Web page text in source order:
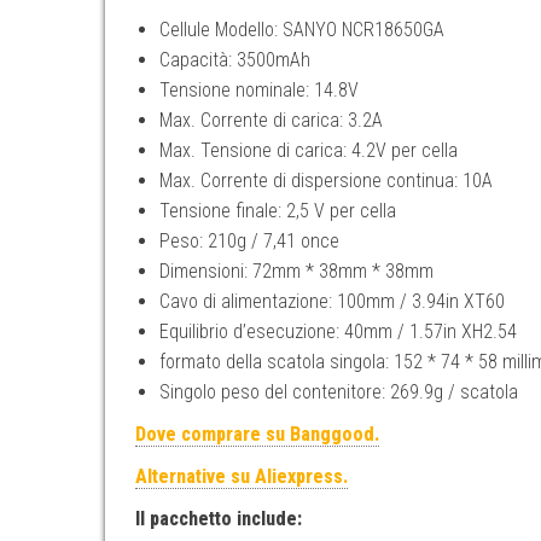
Cellule Modello: SANYO NCR18650GA
Capacità: 3500mAh
Tensione nominale: 14.8V
Max. Corrente di carica: 3.2A
Max. Tensione di carica: 4.2V per cella
Max. Corrente di dispersione continua: 10A
Tensione finale: 2,5 V per cella
Peso: 210g / 7,41 once
Dimensioni: 72mm * 38mm * 38mm
Cavo di alimentazione: 100mm / 3.94in XT60
Equilibrio d’esecuzione: 40mm / 1.57in XH2.54
formato della scatola singola: 152 * 74 * 58
Singolo peso del contenitore: 269.9g / scatola
Dove comprare su Banggood.
Alternative su Aliexpress.
Il pacchetto include: